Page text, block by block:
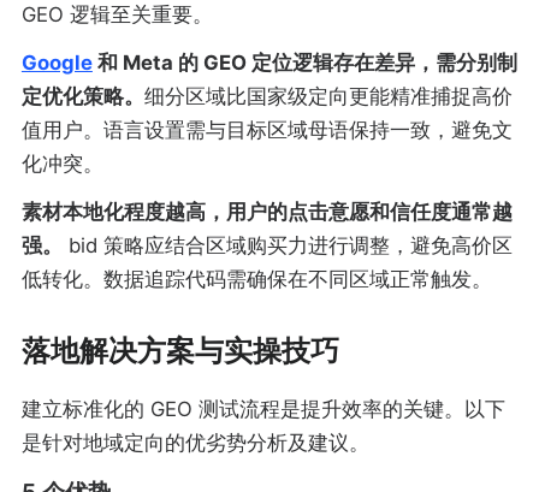
GEO 逻辑至关重要。
Google和 Meta 的 GEO 定位逻辑存在差异，需分别制
定优化策略。 细分区域比国家级定向更能精准捕捉高价
值用户。语言设置需与目标区域母语保持一致，避免文
化冲突。
素材本地化程度越高，用户的点击意愿和信任度通常越
强。
bid 策略应结合区域购买力进行调整，避免高价区
低转化。数据追踪代码需确保在不同区域正常触发。
落地解决方案与实操技巧
建立标准化的 GEO 测试流程是提升效率的关键。以下
是针对地域定向的优劣势分析及建议。